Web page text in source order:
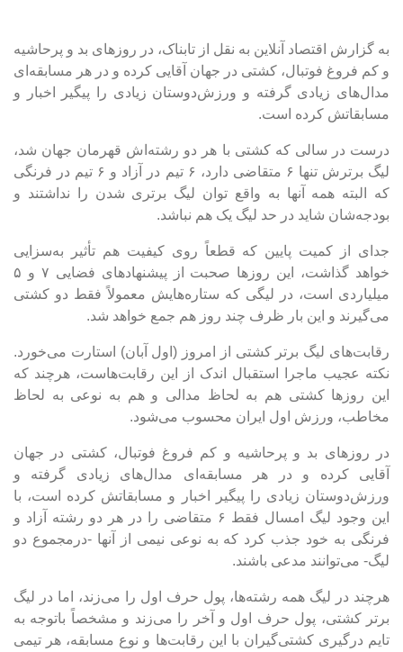
به گزارش اقتصاد آنلاین به نقل از تابناک، در روز‌های بد و پرحاشیه
و کم فروغ فوتبال، کشتی در جهان آقایی کرده و در هر مسابقه‌ای
مدال‌های زیادی گرفته و ورزش‌دوستان زیادی را پیگیر اخبار و
مسابقاتش کرده است.
درست در سالی که کشتی با هر دو رشته‌اش قهرمان جهان شد،
لیگ برترش تنها ۶ متقاضی دارد، ۶ تیم در آزاد و ۶ تیم در فرنگی
که البته همه آنها به واقع توان لیگ برتری شدن را نداشتند و
بودجه‌شان شاید در حد لیگ یک هم نباشد.
جدای از کمیت پایین که قطعاً روی کیفیت هم تأثیر به‌سزایی
خواهد گذاشت، این روز‌ها صحبت از پیشنهاد‌های فضایی ۷ و ۵
میلیاردی است، در لیگی که ستاره‌هایش معمولاً فقط دو کشتی
می‌گیرند و این بار ظرف چند روز هم جمع خواهد شد.
رقابت‌های لیگ برتر کشتی از امروز (اول آبان) استارت می‎‌خورد.
نکته عجیب ماجرا استقبال اندک از این رقابت‌هاست، هرچند که
این روز‌ها کشتی هم به لحاظ مدالی و هم به نوعی به لحاظ
مخاطب، ورزش اول ایران محسوب می‌شود.
در روز‌های بد و پرحاشیه و کم فروغ فوتبال، کشتی در جهان
آقایی کرده و در هر مسابقه‌ای مدال‌های زیادی گرفته و
ورزش‌دوستان زیادی را پیگیر اخبار و مسابقاتش کرده است، با
این وجود لیگ امسال فقط ۶ متقاضی را در هر دو رشته آزاد و
فرنگی به خود جذب کرد که به نوعی نیمی از آنها -درمجموع دو
لیگ- می‌توانند مدعی باشند.
هرچند در لیگ همه رشته‌ها، پول حرف اول را می‌زند، اما در لیگ
برتر کشتی، پول حرف اول و آخر را می‌زند و مشخصاً باتوجه به
تایم درگیری کشتی‌گیران با این رقابت‌ها و نوع مسابقه، هر تیمی